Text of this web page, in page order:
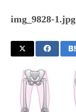
img_9828-1.jpg